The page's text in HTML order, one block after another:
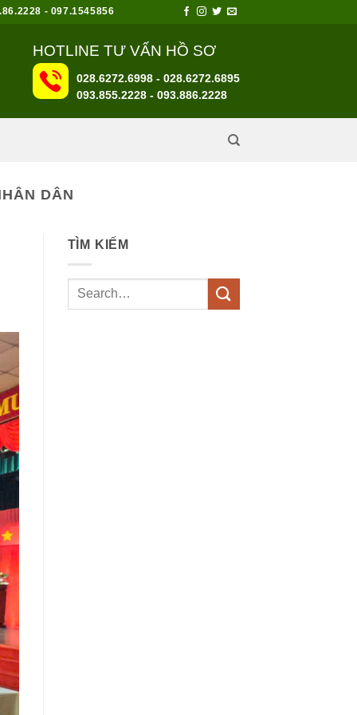
- 097.1545856
HOTLINE TƯ VẤN HỒ SƠ
028.6272.6998 - 028.6272.6895
093.855.2228 - 093.886.2228
DÂN
TÌM KIẾM